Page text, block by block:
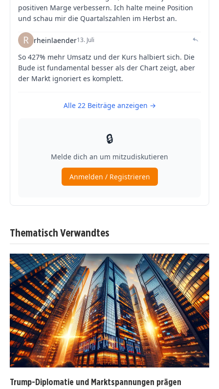
Thematisch Verwandtes
Trump-Diplomatie und Marktspannungen prägen